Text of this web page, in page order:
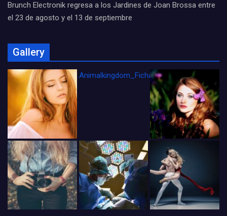
Brunch Electronik regresa a los Jardines de Joan Brossa entre
el 23 de agosto y el 13 de septiembre
Gallery
Animalkingdom_FichaCine